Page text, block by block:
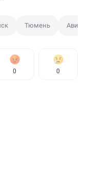
Тюмень
0 0